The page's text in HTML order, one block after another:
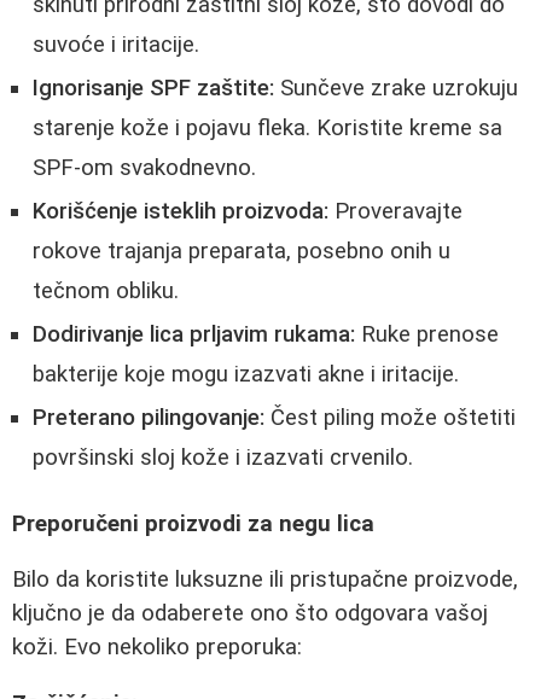
suvoće i iritacije.
Ignorisanje SPF zaštite: Sunčeve zrake uzrokuju
starenje kože i pojavu fleka. Koristite kreme sa
SPF-om svakodnevno.
Korišćenje isteklih proizvoda: Proveravajte
rokove trajanja preparata, posebno onih u
tečnom obliku.
Dodirivanje lica prljavim rukama: Ruke prenose
bakterije koje mogu izazvati akne i iritacije.
Preterano pilingovanje: Čest piling može oštetiti
površinski sloj kože i izazvati crvenilo.
Preporučeni proizvodi za negu lica
Bilo da koristite luksuzne ili pristupačne proizvode,
ključno je da odaberete ono što odgovara vašoj
koži. Evo nekoliko preporuka: